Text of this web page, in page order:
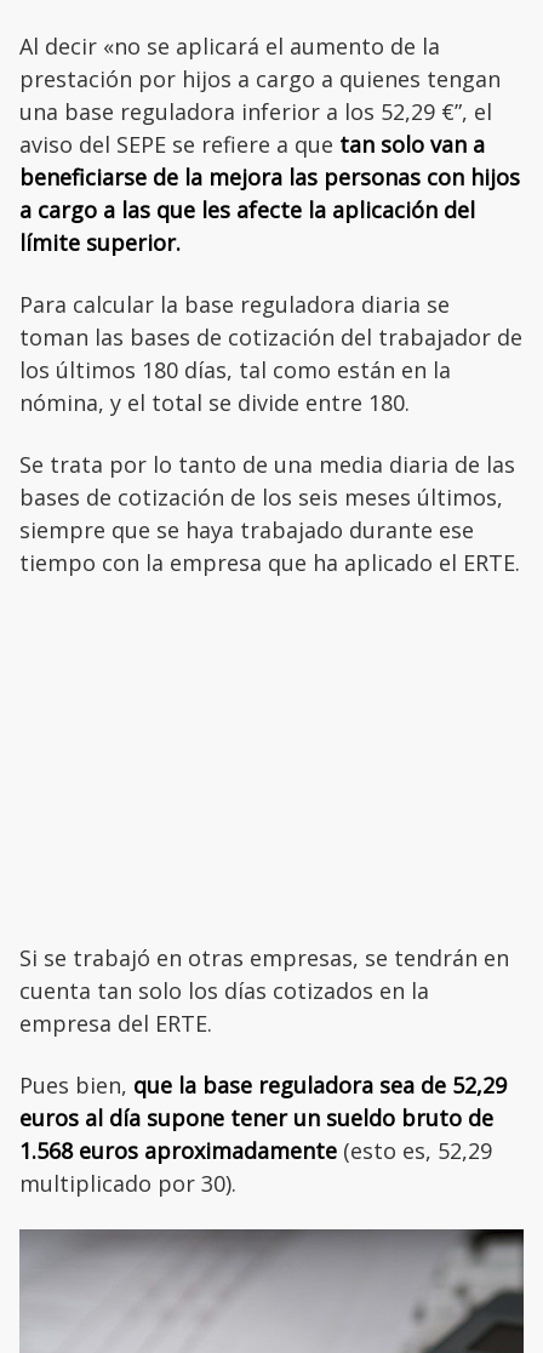
Al decir «no se aplicará el aumento de la
prestación por hijos a cargo a quienes tengan
una base reguladora inferior a los 52,29 €”, el
aviso del SEPE se refiere a que tan solo van a
beneficiarse de la mejora las personas con hijos
a cargo a las que les afecte la aplicación del
límite superior.
Para calcular la base reguladora diaria se
toman las bases de cotización del trabajador de
los últimos 180 días, tal como están en la
nómina, y el total se divide entre 180.
Se trata por lo tanto de una media diaria de las
bases de cotización de los seis meses últimos,
siempre que se haya trabajado durante ese
tiempo con la empresa que ha aplicado el ERTE.
Si se trabajó en otras empresas, se tendrán en
cuenta tan solo los días cotizados en la
empresa del ERTE.
Pues bien, que la base reguladora sea de 52,29
euros al día supone tener un sueldo bruto de
1.568 euros aproximadamente (esto es, 52,29
multiplicado por 30).